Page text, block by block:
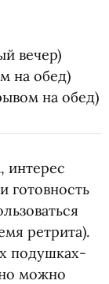
вечер)
на обед)
на обед)
интерес
готовность
ретрита).
подушках-
можно